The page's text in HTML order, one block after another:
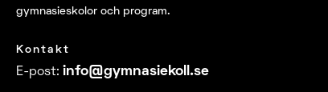
gymnasieskolor och program.
Kontakt
E-post: info@​gymnasiekoll.se